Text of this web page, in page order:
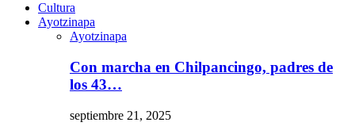
Cultura
Ayotzinapa
Ayotzinapa
Con marcha en Chilpancingo, padres de
los 43…
septiembre 21, 2025